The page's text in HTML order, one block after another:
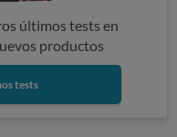
últimos tests en
productos
tests